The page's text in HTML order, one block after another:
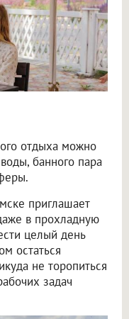
отдыха можно
банного пара
приглашает
в прохладную
целый день
остаться
не торопиться
задач